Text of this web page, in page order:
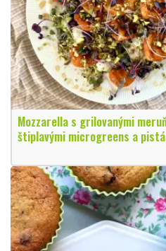
Mozzarella s grilovanými
štiplavými microgreens a